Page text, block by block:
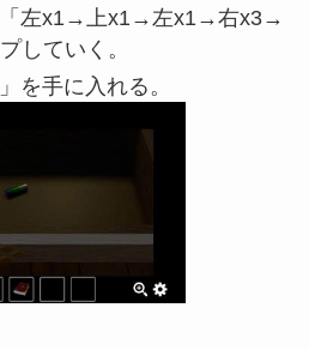
「左x1→上x1→左x1→右x3→
していく。
を手に入れる。